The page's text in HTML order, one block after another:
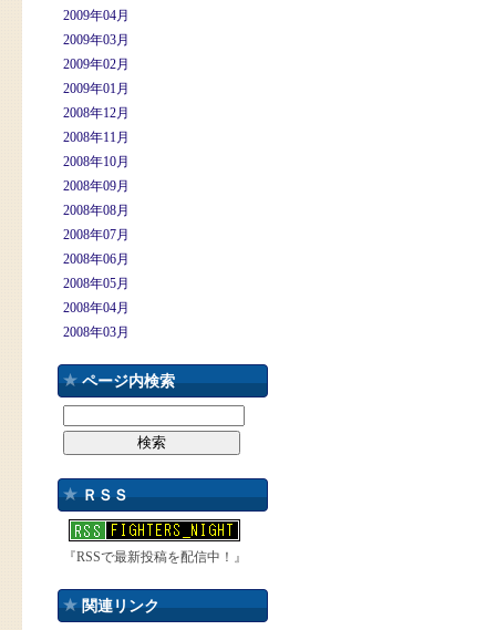
2009年04月
2009年03月
2009年02月
2009年01月
2008年12月
2008年11月
2008年10月
2008年09月
2008年08月
2008年07月
2008年06月
2008年05月
2008年04月
2008年03月
ページ内検索
ＲＳＳ
『RSSで最新投稿を配信中！』
関連リンク